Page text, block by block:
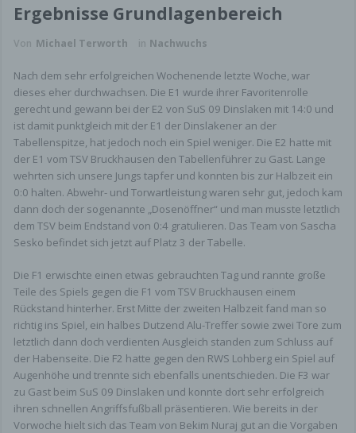
Ergebnisse Grundlagenbereich
Von Michael Terworth in Nachwuchs
Nach dem sehr erfolgreichen Wochenende letzte Woche, war
dieses eher durchwachsen. Die E1 wurde ihrer Favoritenrolle
gerecht und gewann bei der E2 von SuS 09 Dinslaken mit 14:0 und
ist damit punktgleich mit der E1 der Dinslakener an der
Tabellenspitze, hat jedoch noch ein Spiel weniger. Die E2 hatte mit
der E1 vom TSV Bruckhausen den Tabellenführer zu Gast. Lange
wehrten sich unsere Jungs tapfer und konnten bis zur Halbzeit ein
0:0 halten. Abwehr- und Torwartleistung waren sehr gut, jedoch kam
dann doch der sogenannte „Dosenöffner“ und man musste letztlich
dem TSV beim Endstand von 0:4 gratulieren. Das Team von Sascha
Sesko befindet sich jetzt auf Platz 3 der Tabelle.
Die F1 erwischte einen etwas gebrauchten Tag und rannte große
Teile des Spiels gegen die F1 vom TSV Bruckhausen einem
Rückstand hinterher. Erst Mitte der zweiten Halbzeit fand man so
richtig ins Spiel, ein halbes Dutzend Alu-Treffer sowie zwei Tore zum
letztlich dann doch verdienten Ausgleich standen zum Schluss auf
der Habenseite. Die F2 hatte gegen den RWS Lohberg ein Spiel auf
Augenhöhe und trennte sich ebenfalls unentschieden. Die F3 war
zu Gast beim SuS 09 Dinslaken und konnte dort sehr erfolgreich
ihren schnellen Angriffsfußball präsentieren. Wie bereits in der
Vorwoche hielt sich das Team von Bekim Nuraj gut an die Vorgaben